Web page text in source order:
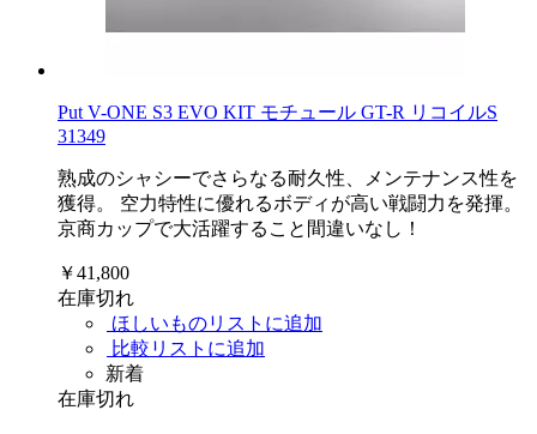
Put V-ONE S3 EVO KIT モチュール GT-R リコイルS
31349
熟成のシャシーでさらなる耐久性、メンテナンス性を
獲得。 空力特性に優れるボディが高い戦闘力を発揮。
京商カップで大活躍すること間違いなし！
￥41,800
在庫切れ
ほしいものリストに追加
比較リストに追加
新着
在庫切れ